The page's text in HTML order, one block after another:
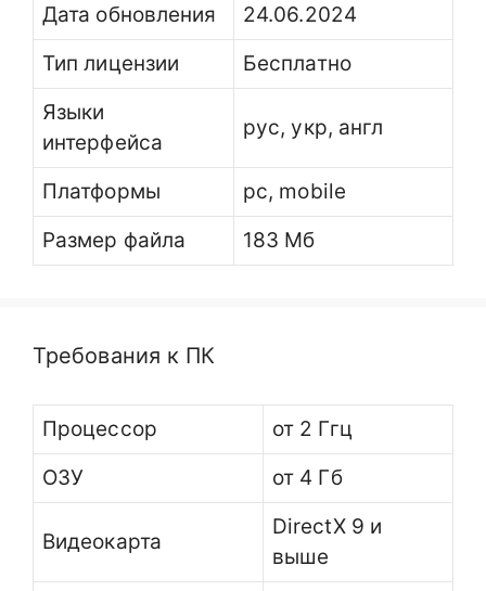
Дата обновления
24.06.2024
Тип лицензии
Бесплатно
Языки
интерфейса
рус, укр, англ
Платформы
pc, mobile
Размер файла
183 Мб
Требования к ПК
Процессор
от 2 Ггц
ОЗУ
от 4 Гб
Видеокарта
DirectX 9 и
выше